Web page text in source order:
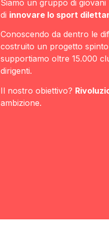
Siamo un gruppo di
di innovare lo sport
Conoscendo da dentro le
costruito un progetto
supportiamo oltre 15.000
dirigenti.
Il nostro obiettivo?
ambizione.